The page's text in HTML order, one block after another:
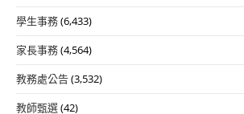
學生事務(6,433)
家長事務(4,564)
教務處公告(3,532)
教師甄選(42)